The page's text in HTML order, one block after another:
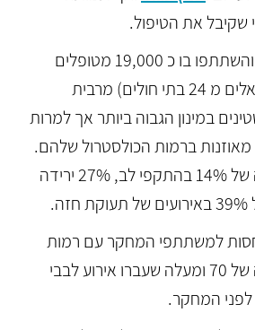
את הטיפול.
המחקר ארך 5 שנים והשתתפו בו כ 19,000 מטופלים
(ביניהם אף 600 ישראלים מ 24 בתי חולים) מרבית
במינון הגבוה ביותר אך למרות
ברמות הכולסטרול שלהם.
התוצאות הראו ירידה של 14% בהתקפי לב, 27% ירידה
למשתתפי המחקר עם רמות
כולסטרול LDL בגובה של 70 ומעלה שעברו אירוע לבבי
המחקר.